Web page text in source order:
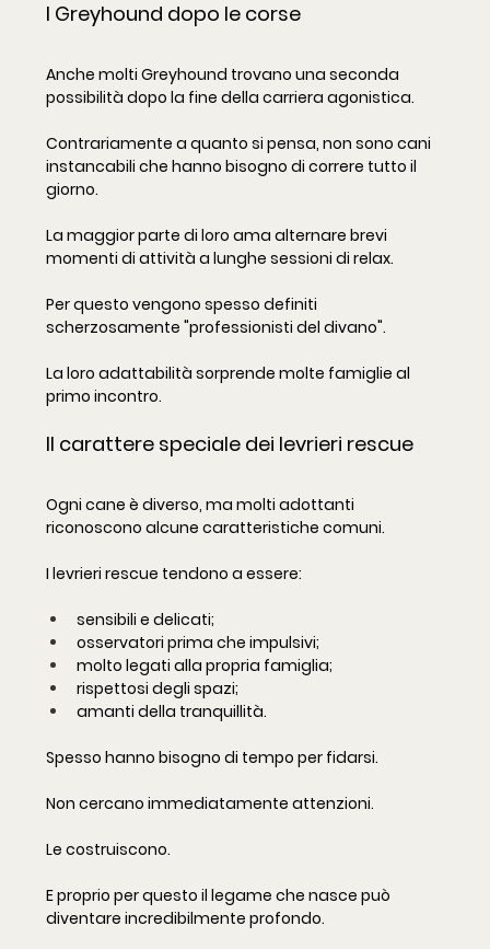
I Greyhound dopo le corse
Anche molti Greyhound trovano una seconda
possibilità dopo la fine della carriera agonistica.
Contrariamente a quanto si pensa, non sono cani
instancabili che hanno bisogno di correre tutto il
giorno.
La maggior parte di loro ama alternare brevi
momenti di attività a lunghe sessioni di relax.
Per questo vengono spesso definiti
scherzosamente "professionisti del divano".
La loro adattabilità sorprende molte famiglie al
primo incontro.
Il carattere speciale dei levrieri rescue
Ogni cane è diverso, ma molti adottanti
riconoscono alcune caratteristiche comuni.
I levrieri rescue tendono a essere:
sensibili e delicati;
osservatori prima che impulsivi;
molto legati alla propria famiglia;
rispettosi degli spazi;
amanti della tranquillità.
Spesso hanno bisogno di tempo per fidarsi.
Non cercano immediatamente attenzioni.
Le costruiscono.
E proprio per questo il legame che nasce può
diventare incredibilmente profondo.